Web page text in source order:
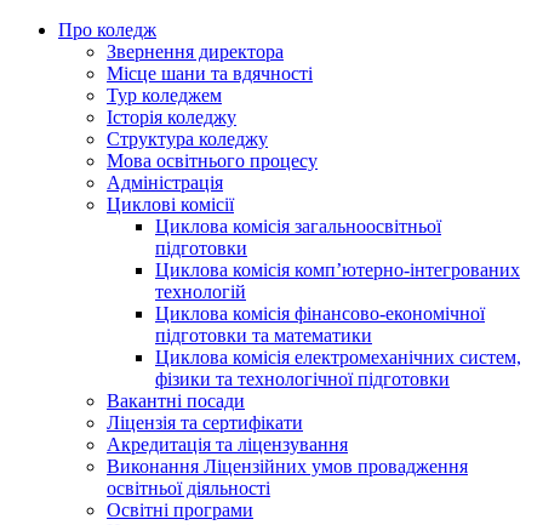
Про коледж
Звернення директора
Місце шани та вдячності
Тур коледжем
Історія коледжу
Структура коледжу
Мова освітнього процесу
Адміністрація
Циклові комісії
Циклова комісія загальноосвітньої
підготовки
Циклова комісія комп’ютерно-інтегрованих
технологій
Циклова комісія фінансово-економічної
підготовки та математики
Циклова комісія електромеханічних систем,
фізики та технологічної підготовки
Вакантні посади
Ліцензія та сертифікати
Акредитація та ліцензування
Виконання Ліцензійних умов провадження
освітньої діяльності
Освітні програми